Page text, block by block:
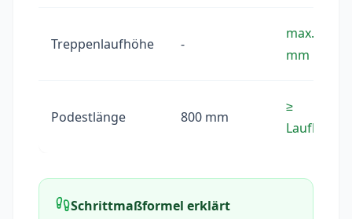
Treppenlaufhöhe -
max. 3000
mm
Podestlänge 800 mm
≥
Laufbreite
Schrittmaßformel erklärt